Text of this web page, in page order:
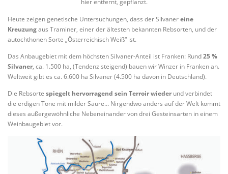
hier entfernt, gepflanzt.
Heute zeigen genetische Untersuchungen, dass der Silvanereine
Kreuzungaus Traminer, einer der ältesten bekannten Rebsorten, und der
autochthonen Sorte „Österreichisch Weiß“ ist.
Das Anbaugebiet mit dem höchsten Silvaner-Anteil ist Franken: Rund25 %
Silvaner, ca. 1.500 ha, (Tendenz steigend) bauen wir Winzer in Franken an.
Weltweit gibt es ca. 6.600 ha Silvaner (4.500 ha davon in Deutschland).
Die Rebsorte spiegelt hervorragend sein Terroir wieder und verbindet
die erdigen Töne mit milder Säure… Nirgendwo anders auf der Welt kommt
dieses außergewöhnliche Nebeneinander von drei Gesteinsarten in einem
Weinbaugebiet vor.